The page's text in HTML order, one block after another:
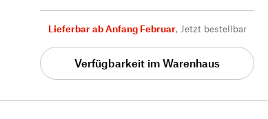
Lieferbar ab Anfang Februar, Jetzt bestellbar
Verfügbarkeit im Warenhaus